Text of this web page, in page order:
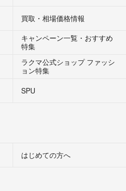
買取・相場価格情報
キャンペーン一覧・おすすめ
特集
ラクマ公式ショップ ファッシ
ョン特集
SPU
はじめての方へ